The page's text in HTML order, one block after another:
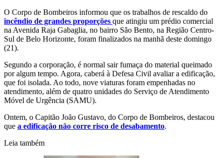
O Corpo de Bombeiros informou que os trabalhos de rescaldo do
incêndio de grandes proporções que atingiu um prédio comercial
na Avenida Raja Gabaglia, no bairro São Bento, na Região Centro-
Sul de Belo Horizonte, foram finalizados na manhã deste domingo
(21).
Segundo a corporação, é normal sair fumaça do material queimado
por algum tempo. Agora, caberá à Defesa Civil avaliar a edificação,
que foi isolada. Ao todo, nove viaturas foram empenhadas no
atendimento, além de quatro unidades do Serviço de Atendimento
Móvel de Urgência (SAMU).
Ontem, o Capitão João Gustavo, do Corpo de Bombeiros, destacou
que a edificação não corre risco de desabamento.
Leia também